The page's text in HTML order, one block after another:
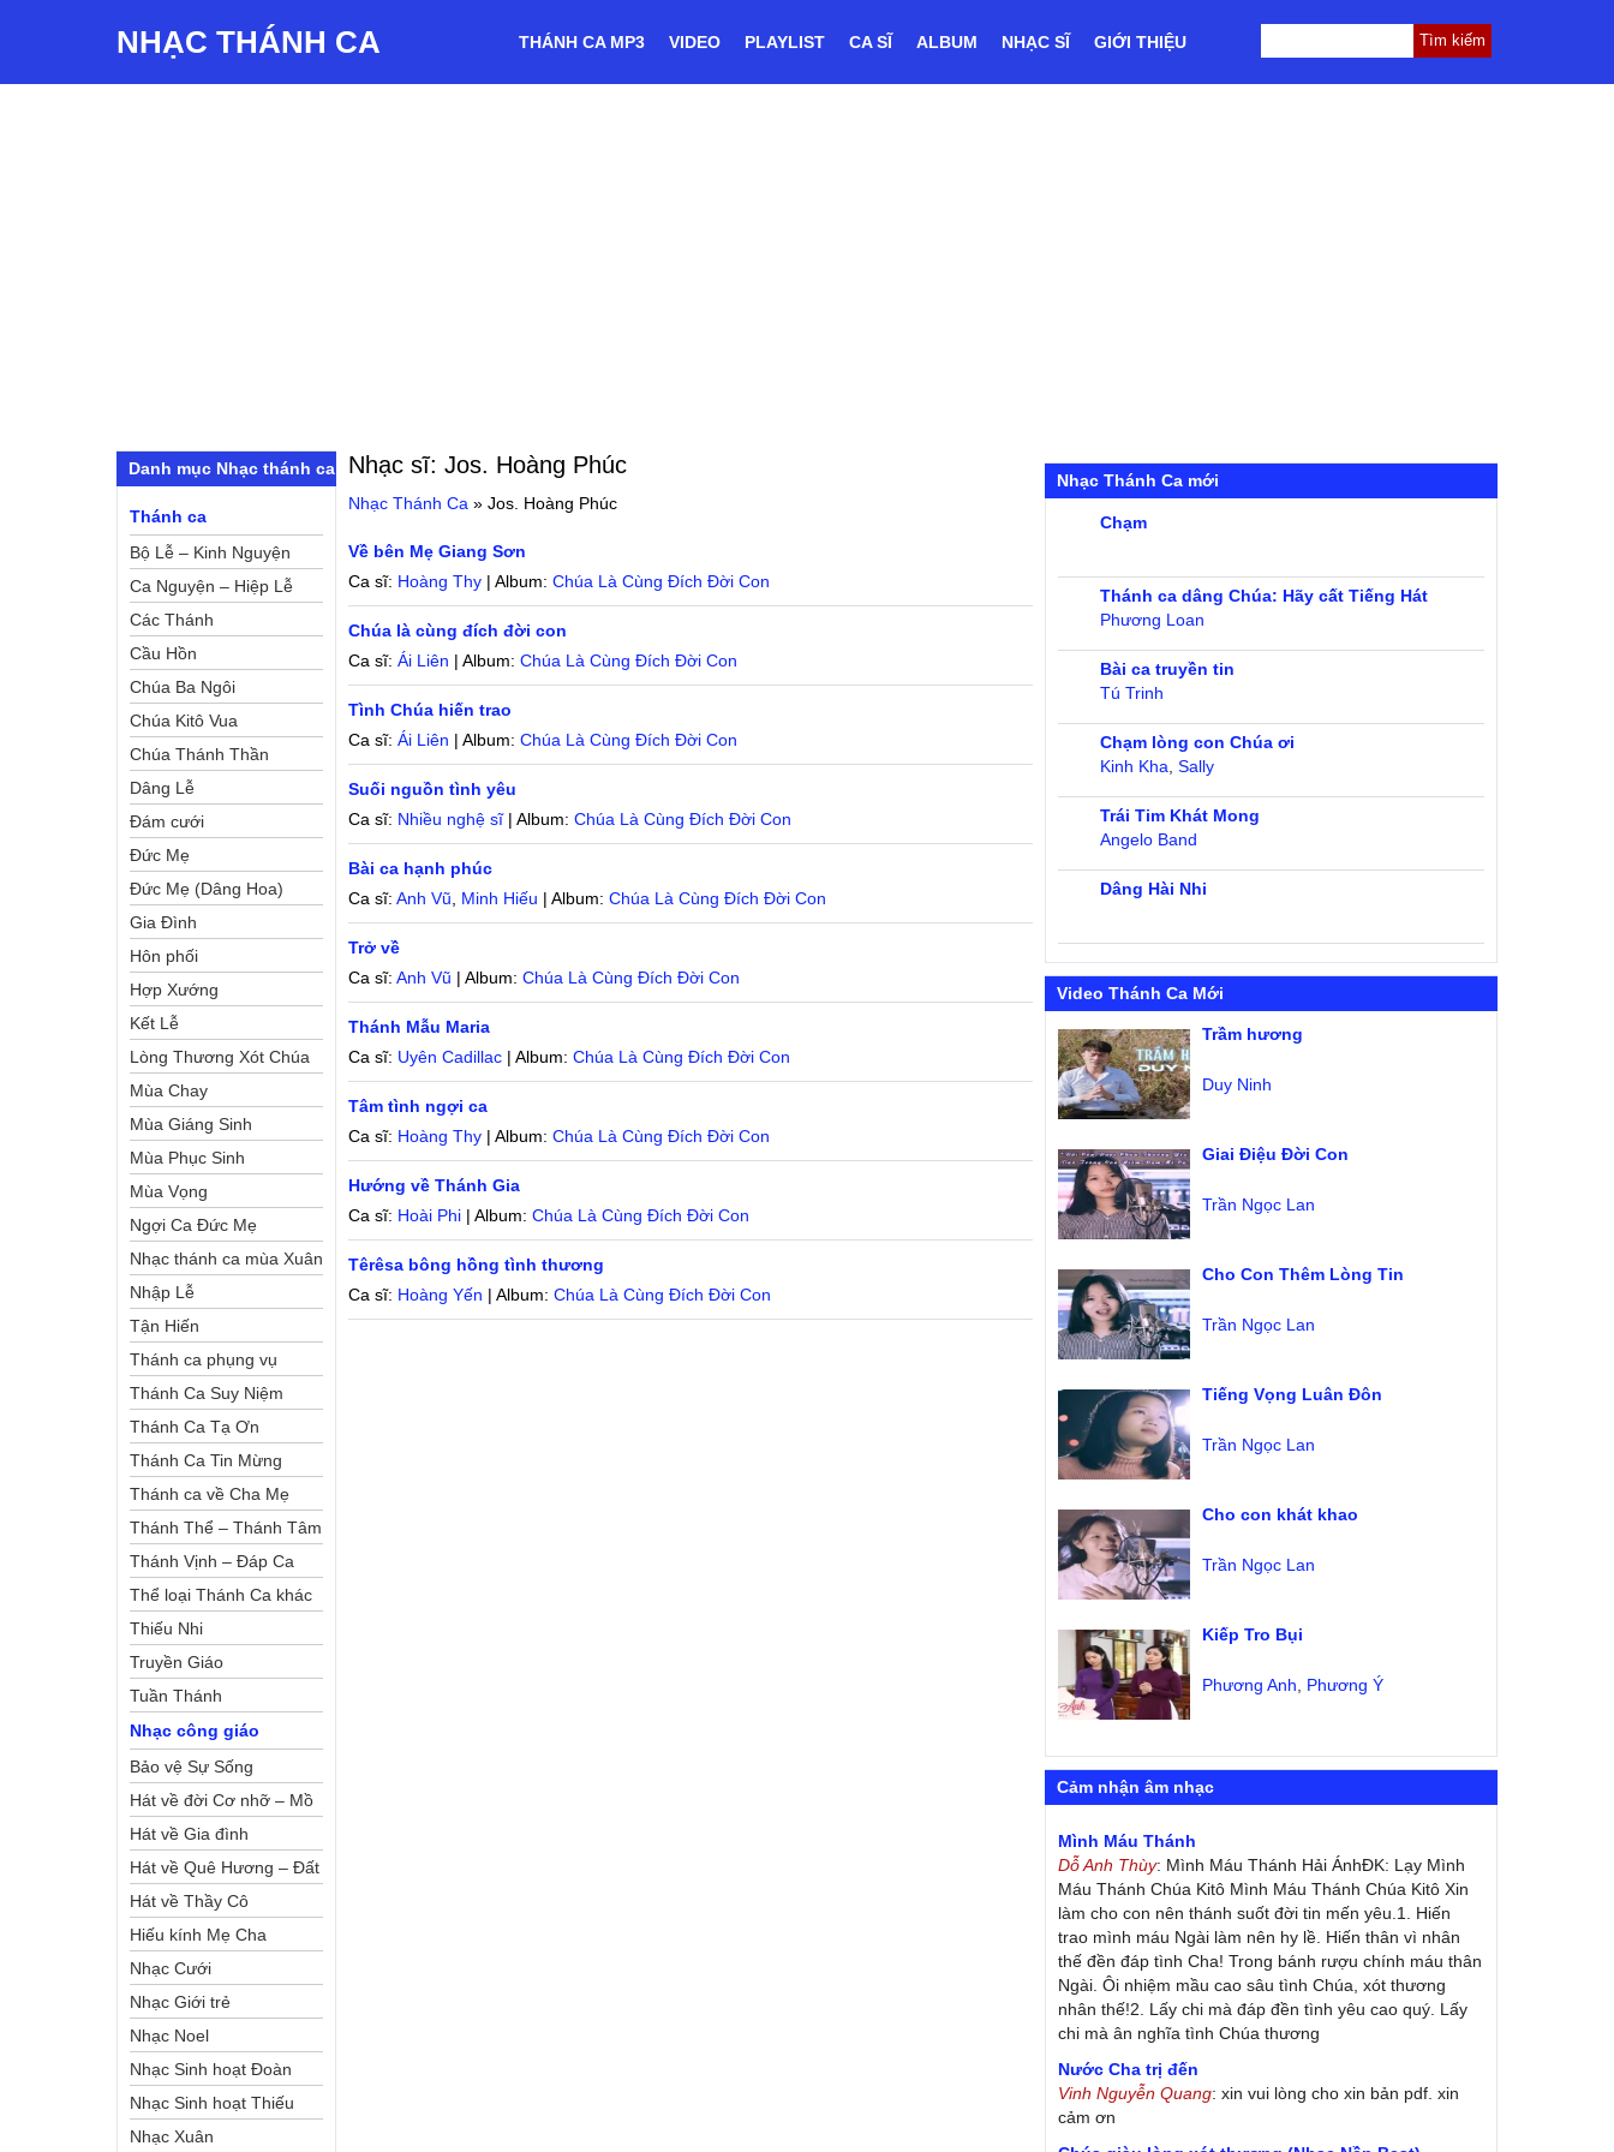
NHẠC THÁNH CA THÁNH CA MP3 VIDEO PLAYLIST CA SĨ ALBUM NHẠC SĨ GIỚI THIỆU
Nhạc sĩ:Jos. Hoàng Phúc
Nhạc Thánh Ca »Jos. Hoàng Phúc
Về bên Mẹ Giang Sơn
Ca sĩ: Hoàng Thy | Album:Chúa Là Cùng Đích Đời Con
Chúa là cùng đích đời con
Ca sĩ:Ái Liên | Album:Chúa Là Cùng Đích Đời Con
Tình Chúa hiến trao
Ca sĩ:Ái Liên | Album:Chúa Là Cùng Đích Đời Con
Suối nguồn tình yêu
Ca sĩ: Nhiều nghệ sĩ| Album:Chúa Là Cùng Đích Đời Con
Bài ca hạnh phúc
Ca sĩ:Anh Vũ Minh Hiếu | Album:Chúa Là Cùng Đích Đời Con
Trở về
Ca sĩ:Anh Vũ | Album:Chúa Là Cùng Đích Đời Con
Thánh Mẫu Maria
Ca sĩ: Uyên Cadillac | Album:Chúa Là Cùng Đích Đời Con
Tâm tình ngợi ca
Ca sĩ: Hoàng Thy | Album:Chúa Là Cùng Đích Đời Con
Hướng về Thánh Gia
Ca sĩ: Hoài Phi | Album:Chúa Là Cùng Đích Đời Con
Têrêsa bông hồng tình thương
Ca sĩ: Hoàng Yến | Album:Chúa Là Cùng Đích Đời Con
Danh mục Nhạc thánh ca
Thánh ca
Bộ Lễ – Kinh Nguyện
Ca Nguyện – Hiệp Lễ
Các Thánh
Cầu Hồn
Chúa Ba Ngôi
Chúa Kitô Vua
Chúa Thánh Thần
Dâng Lễ
Đám cưới
Đức Mẹ
Đức Mẹ (Dâng Hoa)
Gia Đình
Hôn phối
Hợp Xướng
Kết Lễ
Lòng Thương Xót Chúa
Mùa Chay
Mùa Giáng Sinh
Mùa Phục Sinh
Mùa Vọng
Ngợi Ca Đức Mẹ
Nhạc thánh ca mùa Xuân
Nhập Lễ
Tận Hiến
Thánh ca phụng vụ
Thánh Ca Suy Niệm
Thánh Ca Tạ Ơn
Thánh Ca Tin Mừng
Thánh ca về Cha Mẹ
Thánh Thể – Thánh Tâm
Thánh Vịnh – Đáp Ca
Thể loại Thánh Ca khác
Thiếu Nhi
Truyền Giáo
Tuần Thánh
Nhạc công giáo
Bảo vệ Sự Sống
Hát về đời Cơ nhỡ – Mồ
côi
Hát về Gia đình
Hát về Quê Hương – Đất
Nước
Hát về Thầy Cô
Hiếu kính Mẹ Cha
Nhạc Cưới
Nhạc Giới trẻ
Nhạc Noel
Nhạc Sinh hoạt Đoàn
Thể Công Giáo
Nhạc Sinh hoạt Thiếu
Nhi
Nhạc Xuân
Nhạc Thánh Ca mới
Chạm
Thánh ca dâng Chúa: Hãy cất Tiếng Hát
Phương Loan
Bài ca truyền tin
Tú Trinh
Chạm lòng con Chúa ơi
Kinh Kha ,Sally
Trái Tim Khát Mong
Angelo Band
Dâng Hài Nhi
Video Thánh Ca Mới
Trầm hương
Duy Ninh
Giai Điệu Đời Con
Trần Ngọc Lan
Cho Con Thêm Lòng Tin
Trần Ngọc Lan
Tiếng Vọng Luân Đôn
Trần Ngọc Lan
Cho con khát khao
Trần Ngọc Lan
Kiếp Tro Bụi
Phương Anh Phương Ý
Cảm nhận âm nhạc
Mình Máu Thánh
Dỗ Anh Thùy: Mình Máu Thánh Hải ÁnhĐK: Lạy Mình
Máu Thánh Chúa Kitô Mình Máu Thánh Chúa Kitô Xin
làm cho con nên thánh suốt đời tin mến yêu.1. Hiến
trao mình máu Ngài làm nên hy lề. Hiến thân vì nhân
thế đền đáp tình Cha! Trong bánh rượu chính máu thân
Ngài. Ôi nhiệm mầu cao sâu tình Chúa, xót thương
nhân thế!2. Lấy chi mà đáp đền tình yêu cao quý. Lấy
chi mà ân nghĩa tình Chúa thương
Nước Cha trị đến
Vinh Nguyễn Quang: xin vui lòng cho xin bản pdf. xin
cảm ơn